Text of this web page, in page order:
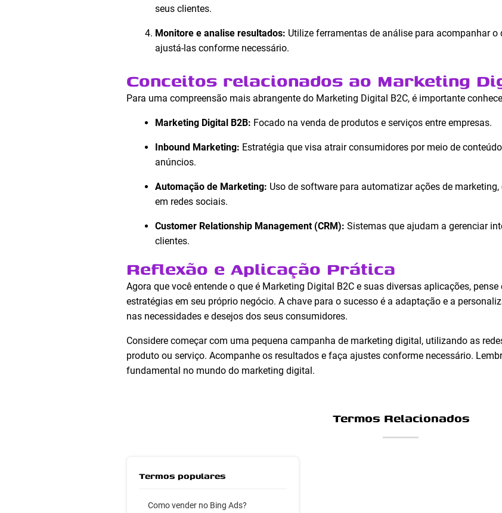
seus clientes.
Monitore e analise resultados: Utilize ferramentas de análise para acompanhar
ajustá-las conforme necessário.
Conceitos relacionados ao Marketing
Para uma compreensão mais abrangente do Marketing Digital B2C, é importante
Marketing Digital B2B: Focado na venda de produtos e serviços entre empresas.
Inbound Marketing: Estratégia que visa atrair consumidores por meio de
anúncios.
Automação de Marketing: Uso de software para automatizar ações de
em redes sociais.
Customer Relationship Management (CRM): Sistemas que ajudam a gerenciar
clientes.
Reflexão e Aplicação Prática
Agora que você entende o que é Marketing Digital B2C e suas diversas aplicações,
estratégias em seu próprio negócio. A chave para o sucesso é a adaptação e a
nas necessidades e desejos dos seus consumidores.
Considere começar com uma pequena campanha de marketing digital, utilizando as
produto ou serviço. Acompanhe os resultados e faça ajustes conforme necessário.
fundamental no mundo do marketing digital.
Termos Relacionados
Termos populares
Como vender no Bing Ads?